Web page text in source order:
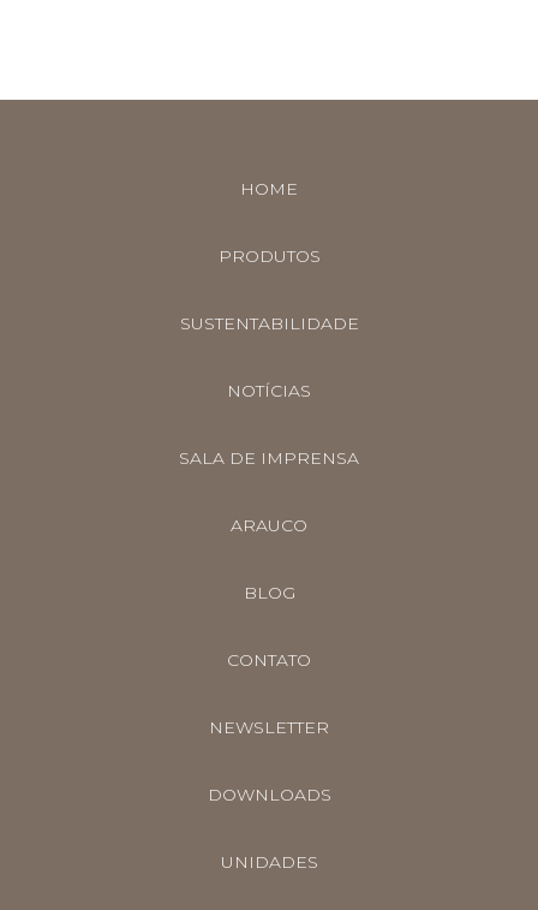
HOME
PRODUTOS
SUSTENTABILIDADE
NOTÍCIAS
SALA DE IMPRENSA
ARAUCO
BLOG
CONTATO
NEWSLETTER
DOWNLOADS
UNIDADES